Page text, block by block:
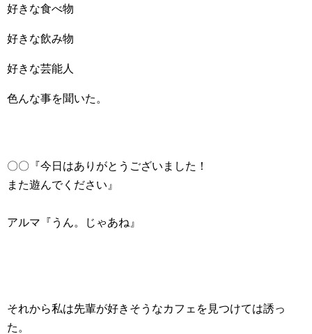
好きな食べ物
好きな飲み物
好きな芸能人
色んな事を聞いた。
〇〇『今日はありがとうございました！
また遊んでください』
アルマ『うん。じゃあね』
それから私は先輩が好きそうなカフェを見つけては誘っ
た。